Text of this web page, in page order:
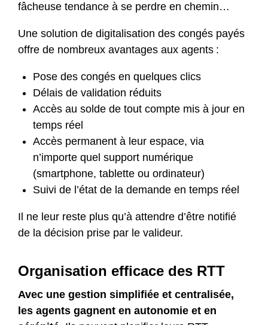
fâcheuse tendance à se perdre en chemin…
Une solution de digitalisation des congés payés
offre de nombreux avantages aux agents :
Pose des congés en quelques clics
Délais de validation réduits
Accès au solde de tout compte mis à jour en
temps réel
Accès permanent à leur espace, via
n’importe quel support numérique
(smartphone, tablette ou ordinateur)
Suivi de l’état de la demande en temps réel
Il ne leur reste plus qu’à attendre d’être notifié
de la décision prise par le valideur.
Organisation efficace des RTT
Avec une gestion simplifiée et centralisée,
les agents gagnent en autonomie et en